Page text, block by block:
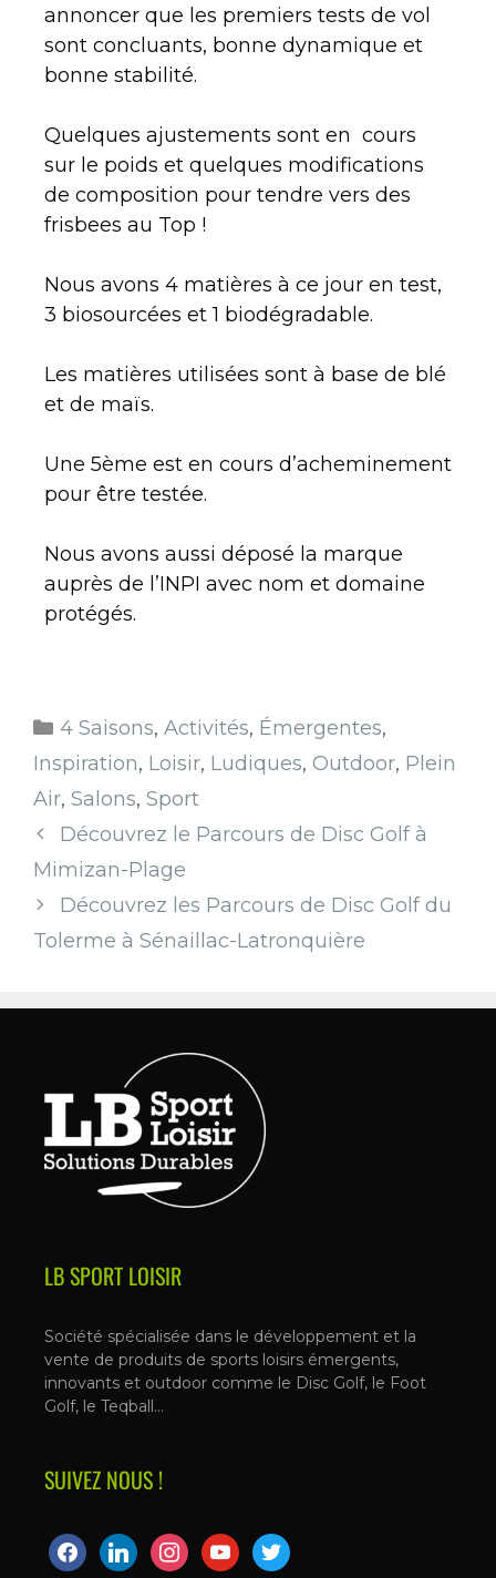
annoncer que les premiers tests de vol
sont concluants, bonne dynamique et
bonne stabilité.
Quelques ajustements sont en cours
sur le poids et quelques modifications
de composition pour tendre vers des
frisbees au Top !
Nous avons 4 matières à ce jour en test,
3 biosourcées et 1 biodégradable.
Les matières utilisées sont à base de blé
et de maïs.
Une 5ème est en cours d’acheminement
pour être testée.
Nous avons aussi déposé la marque
auprès de l’INPI avec nom et domaine
protégés.
4 Saisons, Activités, Émergentes,
Inspiration, Loisir, Ludiques, Outdoor, Plein
Air, Salons, Sport
Découvrez le Parcours de Disc Golf à
Mimizan-Plage
Découvrez les Parcours de Disc Golf du
Tolerme à Sénaillac-Latronquière
LB SPORT LOISIR
Société spécialisée dans le développement et la
vente de produits de sports loisirs émergents,
innovants et outdoor comme le Disc Golf, le Foot
Golf, le Teqball…
SUIVEZ NOUS !